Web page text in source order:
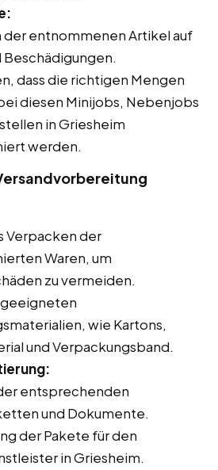
entnommenen Artikel auf
Beschädigungen.
dass die richtigen Mengen
diesen Minijobs, Nebenjobs
in Griesheim
werden.
Verpacken der
Waren, um
zu vermeiden.
geeigneten
wie Kartons,
und Verpackungsband.
entsprechenden
und Dokumente.
der Pakete für den
in Griesheim.